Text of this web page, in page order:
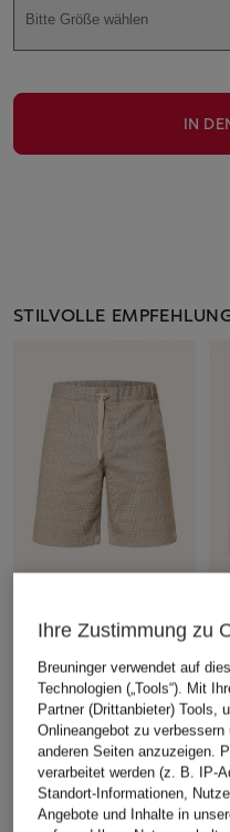
Bitte Größe wählen
IN
STILVOLLE
+Aktionsrabatt
Shorts
69,99 €
Bestpreis:59,49 €
Ursprünglich:99,95 €
Ihre Zustimmung zu
Breuninger verwendet auf
Technologien („Tools“). Mit
Partner (Drittanbieter) Tools,
Onlineangebot zu
anderen Seiten anzuzeigen.
verarbeitet werden (z. B. IP-
Standort-Informationen,
Angebote und Inhalte in